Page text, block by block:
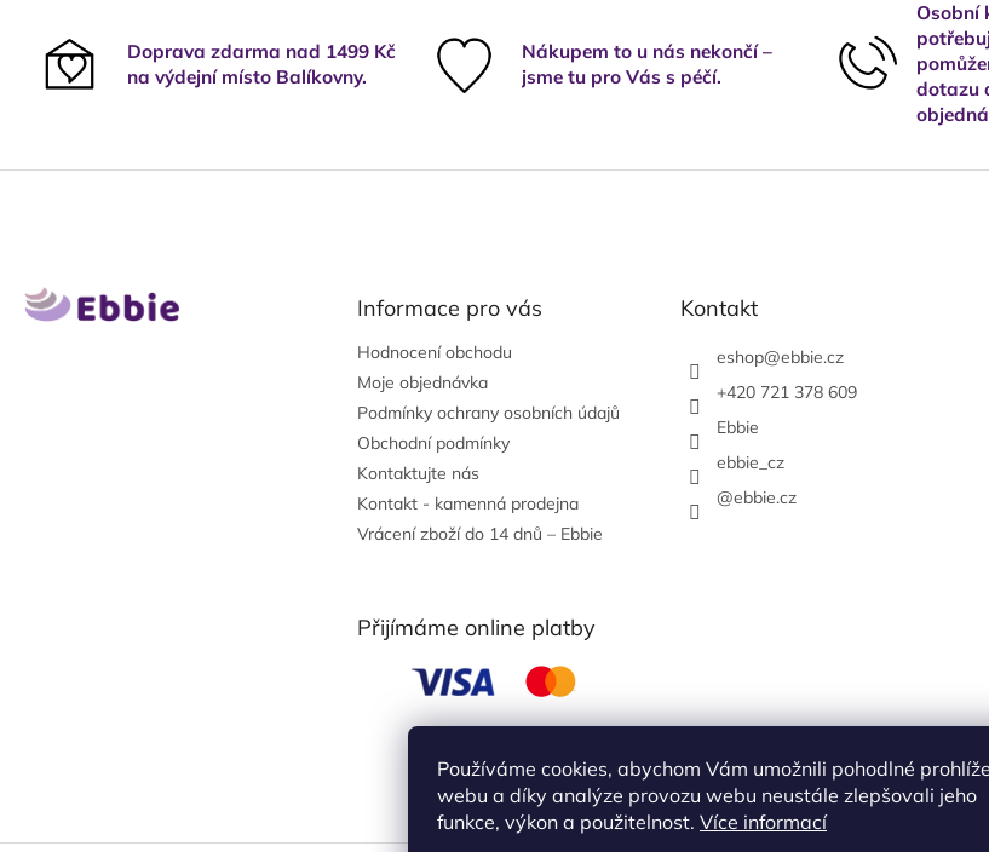
Používáme cookies, abychom Vám umožnili pohodlné
webu a díky analýze provozu webu neustále zlepšovali jeho
funkce, výkon a použitelnost. Více informací
Doprava zdarma nad 1499 Kč
na výdejní místo Balíkovny.
Nákupem to u nás nekončí –
jsme tu pro Vás s péčí.
Osobní
dotazu
Informace pro vás
Hodnocení obchodu
Moje objednávka
Podmínky ochrany osobních údajů
Obchodní podmínky
Kontaktujte nás
Kontakt - kamenná prodejna
Vrácení zboží do 14 dnů – Ebbie
Kontakt
eshop@ebbie.cz
+420 721 378 609
Ebbie
ebbie_cz
@ebbie.cz
Přijímáme online platby
obchodní podmínky